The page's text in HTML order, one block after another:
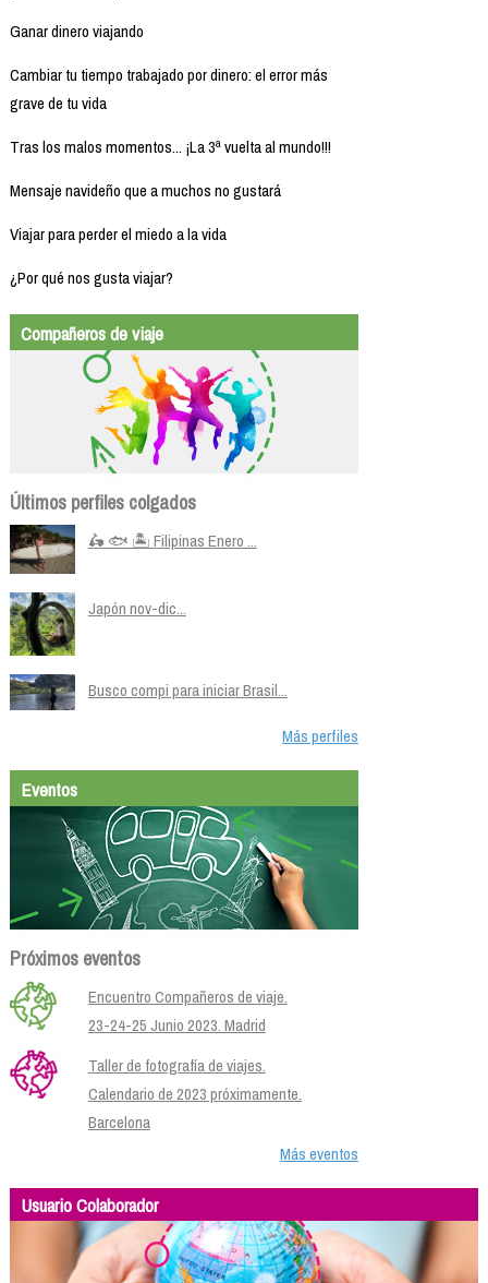
Ganar dinero viajando
Cambiar tu tiempo trabajado por dinero: el error más
grave de tu vida
Tras los malos momentos... ¡La 3ª vuelta al mundo!!!
Mensaje navideño que a muchos no gustará
Viajar para perder el miedo a la vida
¿Por qué nos gusta viajar?
Compañeros de viaje
Últimos perfiles colgados
🛵 🐟 🏝️ Filipinas Enero ...
Japón nov-dic...
Busco compi para iniciar Brasil...
Más perfiles
Eventos
Próximos eventos
Encuentro Compañeros de viaje.
23-24-25 Junio 2023. Madrid
Taller de fotografía de viajes.
Calendario de 2023 próximamente.
Barcelona
Más eventos
Usuario Colaborador